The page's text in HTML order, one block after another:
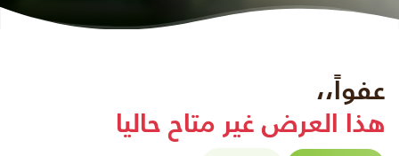
عفواً،،
هذا العرض غير متاح حاليا